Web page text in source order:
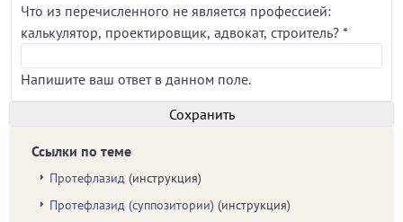
Что из перечисленного не является профессией:
калькулятор, проектировщик, адвокат, строитель? *
Напишите ваш ответ в данном поле.
Ссылки по теме
Протефлазид (инструкция)
Протефлазид (суппозитории) (инструкция)